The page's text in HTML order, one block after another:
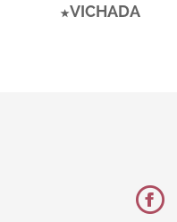
VICHADA